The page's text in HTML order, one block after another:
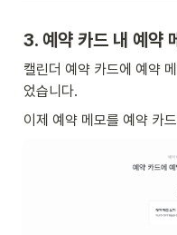
3. 예약 카드 내 예약
캘린더 예약 카드에 예약
었습니다.
이제 예약 메모를 예약 카